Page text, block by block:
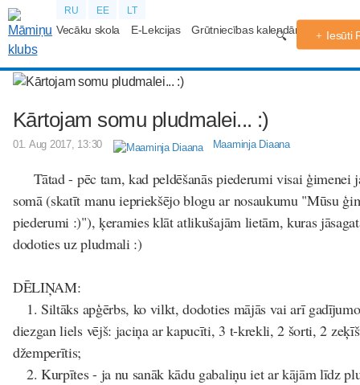
RU EE LT
Vecāku skola E-Lekcijas Grūtniecības kalendārs Forums
Iesūti
Kārtojam somu pludmalei... :)
01. Aug 2017, 13:30 Maaminja Diaana
Tātad - pēc tam, kad peldēšanās piederumi visai ģimenei
somā (skatīt manu iepriekšējo blogu ar nosaukumu "Mūsu
piederumi :)"), ķeramies klāt atlikušajām lietām, kuras
dodoties uz pludmali :)
DĒLIŅAM:
1. Siltāks apģērbs, ko vilkt, dodoties mājās vai arī
diezgan liels vējš: jaciņa ar kapucīti, 3 t-krekli, 2 šorti, 2
džemperītis;
2. Kurpītes - ja nu sanāk kādu gabaliņu iet ar kājām līdz